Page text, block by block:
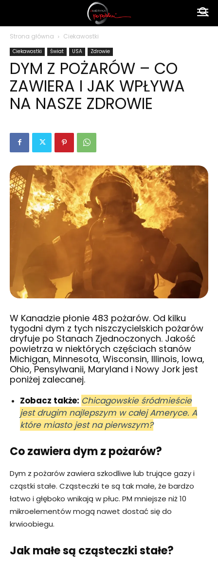
polsku
Strona główna Ciekawostki
Ciekawostki Świat USA Zdrowie
DYM Z POŻARÓW – CO
ZAWIERA I JAK WPŁYWA
NA NASZE ZDROWIE
W Kanadzie płonie 483 pożarów. Od kilku
tygodni dym z tych niszczycielskich pożarów
dryfuje po Stanach Zjednoczonych. Jakość
powietrza w niektórych częściach stanów
Michigan, Minnesota, Wisconsin, Illinois, Iowa,
Ohio, Pensylwanii, Maryland i Nowy Jork jest
poniżej zalecanej.
Zobacz także: Chicagowskie śródmieście
jest drugim najlepszym w całej Ameryce. A
które miasto jest na pierwszym?
Co zawiera dym z pożarów?
Dym z pożarów zawiera szkodliwe lub trujące gazy i
cząstki stałe. Cząsteczki te są tak małe, że bardzo
łatwo i głęboko wnikają w płuc. PM mniejsze niż 10
mikroelementów mogą nawet dostać się do
krwioobiegu.
Jak małe są cząsteczki stałe?